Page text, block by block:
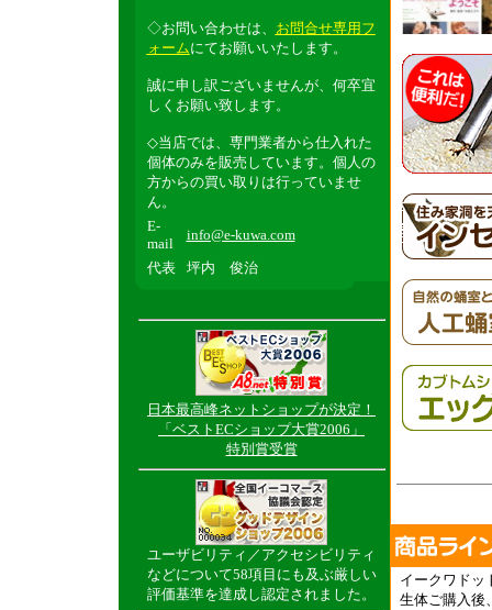
◇お問い合わせは、 お問合せ専用フ
ォームにてお願いいたします。
誠に申し訳ございませんが、何卒宜
しくお願い致します。
◇当店では、専門業者から仕入れた
個体のみを販売しています。個人の
方からの買い取りは行っていませ
ん。
E-
mail
info@e-kuwa.com
代表
坪内 俊治
日本最高峰ネットショップが決定！
「ベストECショップ大賞2006」
特別賞受賞
ユーザビリティ／アクセシビリティ
などについて58項目にも及ぶ厳しい
評価基準を達成し認定されました。
イークワドッ
生体ご購入後